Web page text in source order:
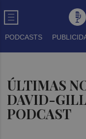
PODCASTS
ÚLTIMAS
DAVID-
PODCAST